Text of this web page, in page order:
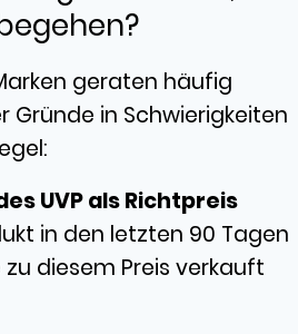
geraten häufig
in Schwierigkeiten
UVP als Richtpreis
in den letzten 90 Tagen
diesem Preis verkauft